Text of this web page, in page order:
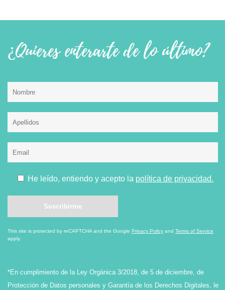
¿Quieres enterarte de lo último?
He leído, entiendo y acepto la política de privacidad.
This site is protected by reCAPTCHA and the Google Privacy Policy and Terms of Service
apply.
*En cumplimiento de la Ley Orgánica 3/2018, de 5 de diciembre, de
Protección de Datos personales y Garantía de los Derechos Digitales, le